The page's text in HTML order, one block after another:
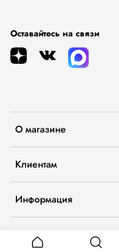
О магазине
Клиентам
Информация
Оставайтесь на связи